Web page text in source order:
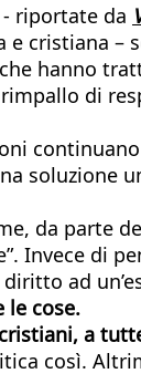
- riportate da
cristiana –
hanno
di
soluzione
da parte
di
ad
le cose.
a
così.